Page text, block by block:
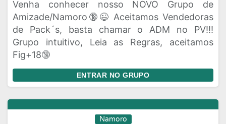
Venha conhecer nosso NOVO Grupo de
Amizade/Namoro🔞😉 Aceitamos Vendedoras
de Pack´s, basta chamar o ADM no PV!!!
Grupo intuitivo, Leia as Regras, aceitamos
Fig+18🔞
ENTRAR NO GRUPO
Namoro